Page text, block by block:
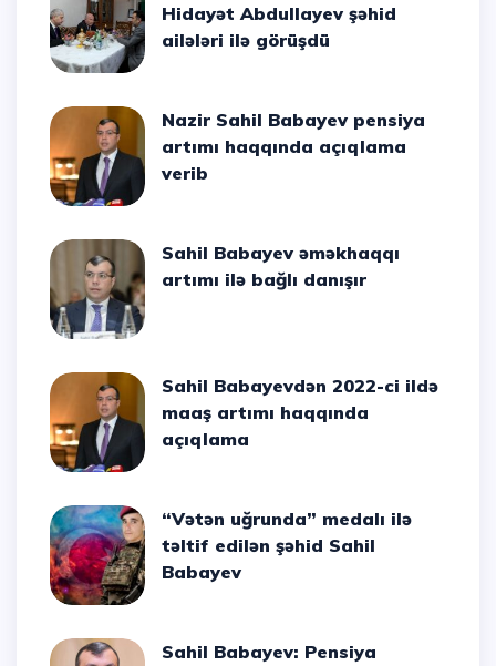
Hidayət Abdullayev şəhid
ailələri ilə görüşdü
Nazir Sahil Babayev pensiya
artımı haqqında açıqlama
verib
Sahil Babayev əməkhaqqı
artımı ilə bağlı danışır
Sahil Babayevdən 2022-ci ildə
maaş artımı haqqında
açıqlama
“Vətən uğrunda” medalı ilə
təltif edilən şəhid Sahil
Babayev
Sahil Babayev: Pensiya